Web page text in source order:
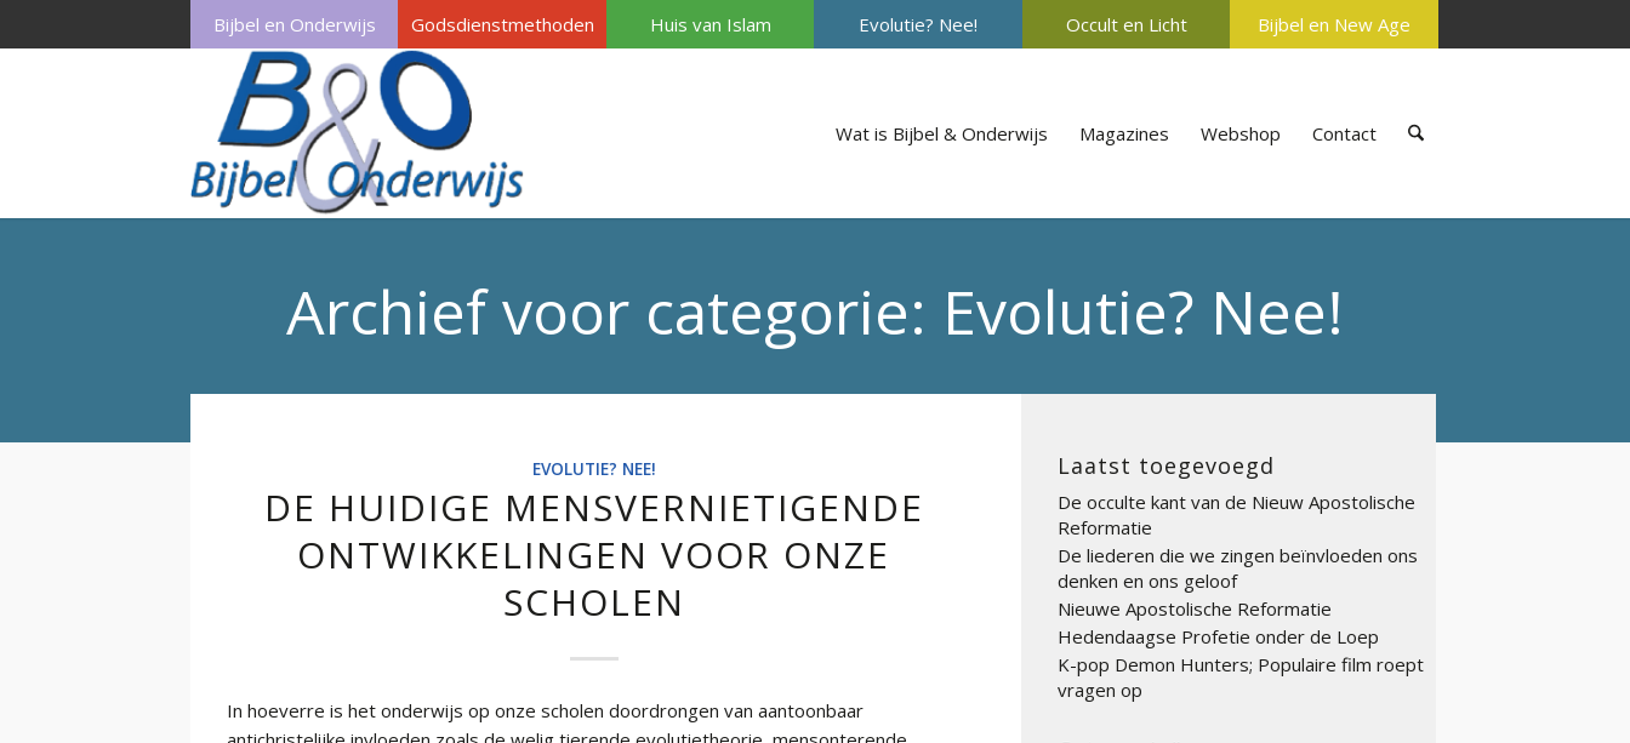
Bijbel en Onderwijs Godsdienstmethoden Huis van Islam Evolutie? Nee! Occult en Licht Bijbel en New Age
Wat is Bijbel & Onderwijs Magazines Webshop Contact
Archief voor categorie: Evolutie? Nee!
EVOLUTIE? NEE!
DE HUIDIGE MENSVERNIETIGENDE
ONTWIKKELINGEN VOOR ONZE
SCHOLEN
In hoeverre is het onderwijs op onze scholen doordrongen van aantoonbaar
Laatst toegevoegd
De occulte kant van de Nieuw Apostolische
Reformatie
De liederen die we zingen beïnvloeden ons
denken en ons geloof
Nieuwe Apostolische Reformatie
Hedendaagse Profetie onder de Loep
K-pop Demon Hunters; Populaire film roept
vragen op